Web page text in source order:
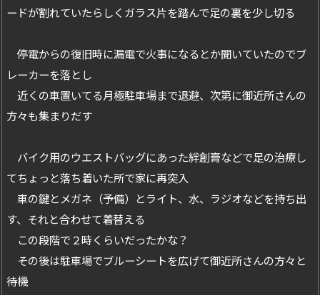
ードが割れていたらしくガラス片を踏んで足の裏を少し切る
停電からの復旧時に漏電で火事になるとか聞いていたのでブ
レーカーを落とし
近くの車置いてる月極駐車場まで退避、次第に御近所さんの
方々も集まりだす
バイク用のウエストバッグにあった絆創膏などで足の治療し
てちょっと落ち着いた所で家に再突入
車の鍵とメガネ（予備）とライト、水、ラジオなどを持ち出
す、それと合わせて着替える
この段階で２時くらいだったかな？
その後は駐車場でブルーシートを広げて御近所さんの方々と
待機